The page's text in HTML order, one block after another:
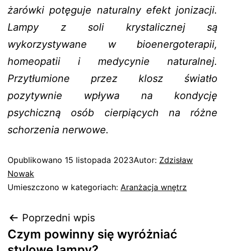
żarówki potęguje naturalny efekt jonizacji.
Lampy z soli krystalicznej są
wykorzystywane w bioenergoterapii,
homeopatii i medycynie naturalnej.
Przytłumione przez klosz światło
pozytywnie wpływa na kondycję
psychiczną osób cierpiących na różne
schorzenia nerwowe.
Opublikowano 15 listopada 2023Autor: Zdzisław
Nowak
Umieszczono w kategoriach: Aranżacja wnętrz
Poprzedni wpis
Czym powinny się wyróżniać